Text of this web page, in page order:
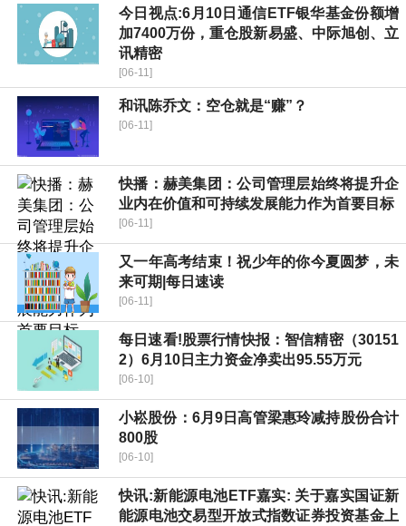
今日视点:6月10日通信ETF银华基金份额增
加7400万份，重仓股新易盛、中际旭创、立
讯精密
[06-11]
和讯陈乔文：空仓就是“赚”？
[06-11]
快播：赫美集团：公司管理层始终将提升企
业内在价值和可持续发展能力作为首要目标
[06-11]
又一年高考结束！祝少年的你今夏圆梦，未
来可期|每日速读
[06-11]
每日速看!股票行情快报：智信精密（30151
2）6月10日主力资金净卖出95.55万元
[06-10]
小崧股份：6月9日高管梁惠玲减持股份合计
800股
[06-10]
快讯:新能源电池ETF嘉实: 关于嘉实国证新
能源电池交易型开放式指数证券投资基金上